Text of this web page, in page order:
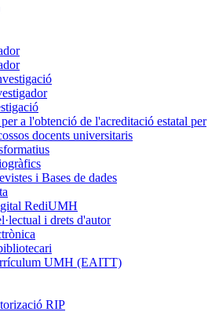
a l'obtenció de l'acreditació estatal per
docents universitaris
i Bases de dades
RediUMH
i drets d'autor
UMH (EAITT)
RIP